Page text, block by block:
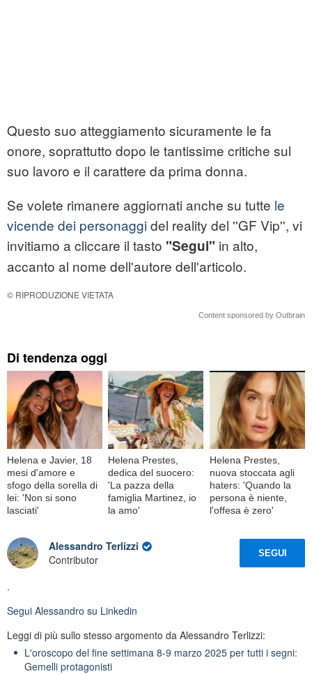
Questo suo atteggiamento sicuramente le fa
onore, soprattutto dopo le tantissime critiche sul
suo lavoro e il carattere da prima donna.
Se volete rimanere aggiornati anche su tutte le
vicende dei personaggidel reality del ''GF Vip'', vi
invitiamo a cliccare il tasto "Segui" in alto,
accanto al nome dell'autore dell'articolo.
© RIPRODUZIONE VIETATA
Content sponsored by Outbrain
Di tendenza oggi
Helena e Javier, 18
mesi d'amore e
sfogo della sorella di
lei: 'Non si sono
lasciati'
Helena Prestes,
dedica del suocero:
'La pazza della
famiglia Martinez, io
la amo'
Helena Prestes,
nuova stoccata agli
haters: 'Quando la
persona è niente,
l'offesa è zero'
Alessandro Terlizzi
Contributor
SEGUI
.
Segui Alessandro su Linkedin
Leggi di più sullo stesso argomento da Alessandro Terlizzi:
L'oroscopo del fine settimana 8-9 marzo 2025 per tutti i segni:
Gemelli protagonisti